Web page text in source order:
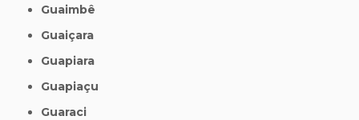
Guaimbê
Guaiçara
Guapiara
Guapiaçu
Guaraci